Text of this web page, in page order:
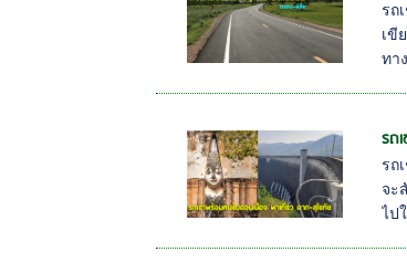
รถ
เขี
ทา
รถ
รถ
จะ
ไป